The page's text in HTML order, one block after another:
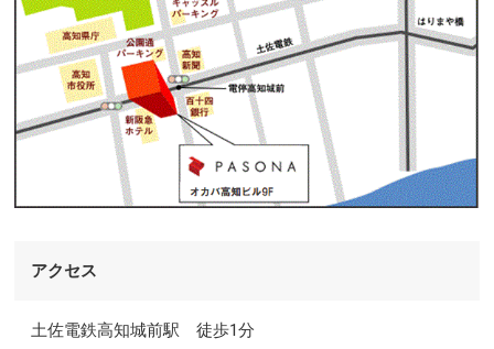
アクセス
土佐電鉄高知城前駅 徒歩1分